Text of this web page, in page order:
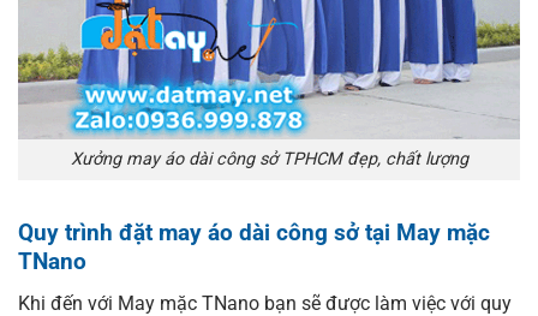
Xưởng may áo dài công sở TPHCM đẹp, chất lượng
Quy trình đặt may áo dài công sở tại May mặc
TNano
Khi đến với May mặc TNano bạn sẽ được làm việc với quy